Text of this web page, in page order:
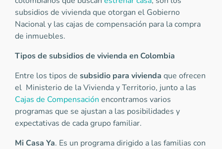
subsidios de vivienda que otorgan el Gobierno
Nacional y las cajas de compensación para la compra
de inmuebles.
Tipos de subsidios de vivienda en Colombia
Entre los tipos de subsidio para vivienda que ofrecen
el Ministerio de la Vivienda y Territorio, junto a las
Cajas de Compensación encontramos varios
programas que se ajustan a las posibilidades y
expectativas de cada grupo familiar.
Mi Casa Ya. Es un programa dirigido a las familias con